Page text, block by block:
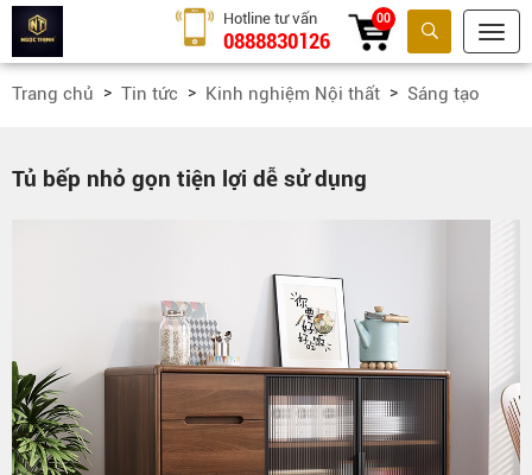
Tìm kiếm
Hotline tư vấn
0888830126
00
Trang chủ Tin tức Kinh nghiệm Nội thất Sáng tạo
Tủ bếp nhỏ gọn tiện lợi dễ sử dụng